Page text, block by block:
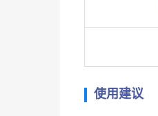
使用建议